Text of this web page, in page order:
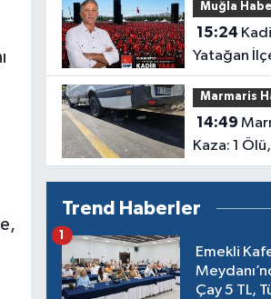
Muğla
15:24
Yatağan
Marmaris
14:49
Kaza: 1 Ölü,
Trend Haberler
Emekli
Çay 5 TL,
1